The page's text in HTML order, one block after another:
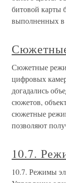
битовой карты
выполненных в
Сюжетные
цифровых
догадались
сюжетов,
сюжетные
позволяют
10.7.
10.7. Режимы